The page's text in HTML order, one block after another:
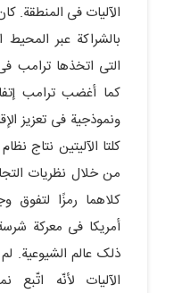
الآلیات فی المنطقة.
التی اتخذها ترامب
کما أغضب ترامب
ونموذجیة فی تعزیز
کلتا الآلیتین نتاج
من خلال نظریات
کلاهما رمزًا لتفوق
أمریکا فی معرکة
ذلک عالم الشیوعیة.
الآلیات لأنّه اتّبع